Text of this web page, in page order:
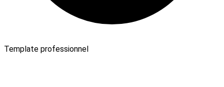
Template professionnel